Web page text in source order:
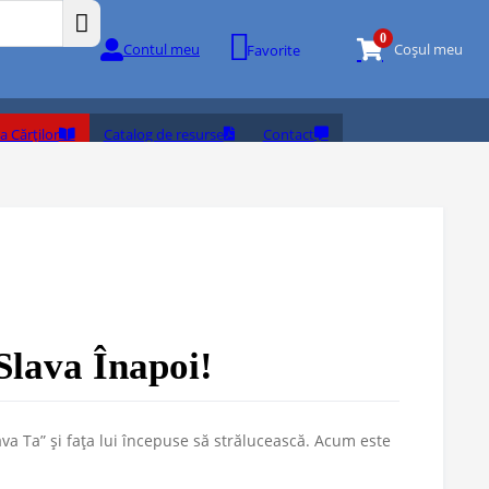
Contul meu Favorite
0
Coșul meu
Cărților Catalog de resurse Contact
Înapoi!
Ta” și fața lui începuse să strălucească. Acum este